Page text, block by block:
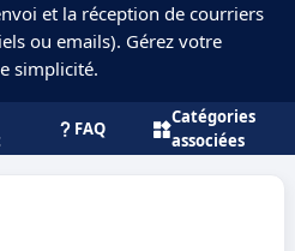
et la réception de courriers
ou emails). Gérez votre
simplicité.
FAQ
Catégories
associées